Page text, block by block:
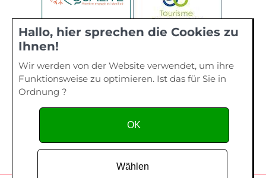
Hallo, hier sprechen die Cookies zu
Ihnen!
Wir werden von der Website verwendet, um ihre
Funktionsweise zu optimieren. Ist das für Sie in
Ordnung ?
Wählen
OK